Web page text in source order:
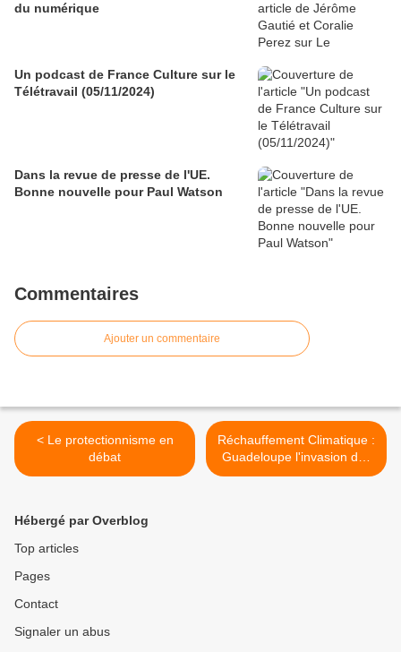
du numérique
Un podcast de France Culture sur le
Télétravail (05/11/2024)
Dans la revue de presse de l'UE.
Bonne nouvelle pour Paul Watson
Commentaires
Ajouter un commentaire
< Le protectionnisme en
débat
Réchauffement Climatique :
Guadeloupe l'invasion des
algues >
Hébergé par Overblog
Top articles
Pages
Contact
Signaler un abus